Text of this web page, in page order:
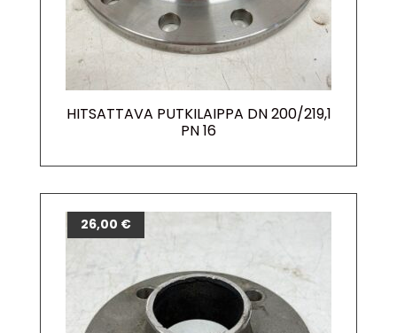
HITSATTAVA PUTKILAIPPA DN 200/219,1
PN 16
26,00 €